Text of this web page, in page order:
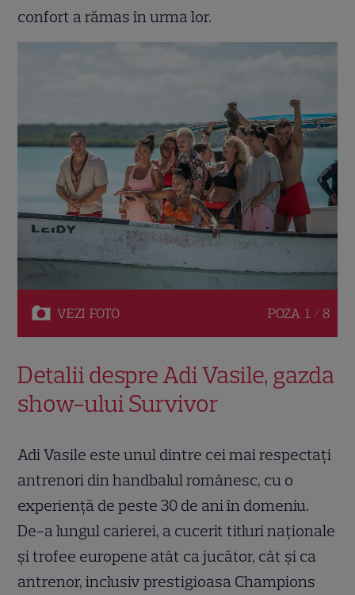
confort a rămas în urma lor.
VEZI FOTO POZA 1 / 8
Detalii despre Adi Vasile, gazda
show-ului Survivor
Adi Vasile este unul dintre cei mai respectați
antrenori din handbalul românesc, cu o
experiență de peste 30 de ani în domeniu.
De-a lungul carierei, a cucerit titluri naționale
și trofee europene atât ca jucător, cât și ca
antrenor, inclusiv prestigioasa Champions